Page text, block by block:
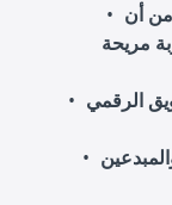
من أن
مريحة
الرقمي